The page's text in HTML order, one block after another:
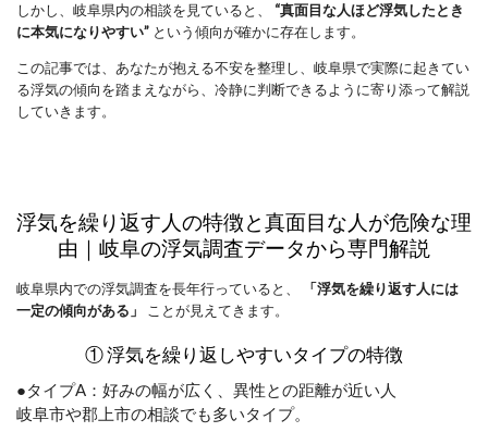
しかし、岐阜県内の相談を見ていると、 “真面目な人ほど浮気したとき
に本気になりやすい” という傾向が確かに存在します。
この記事では、あなたが抱える不安を整理し、岐阜県で実際に起きてい
る浮気の傾向を踏まえながら、冷静に判断できるように寄り添って解説
していきます。
浮気を繰り返す人の特徴と真面目な人が危険な理
由｜岐阜の浮気調査データから専門解説
岐阜県内での浮気調査を長年行っていると、
「浮気を繰り返す人には
一定の傾向がある」
ことが見えてきます。
① 浮気を繰り返しやすいタイプの特徴
●タイプA：好みの幅が広く、異性との距離が近い人
岐阜市や郡上市の相談でも多いタイプ。